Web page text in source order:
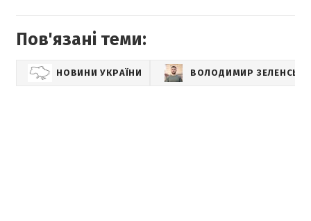
Пов'язані теми:
НОВИНИ УКРАЇНИ ВОЛОДИМИР